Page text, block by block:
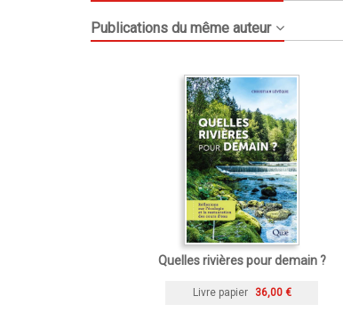
Publications du même auteur
Quelles rivières pour demain ?
Livre papier 36,00 €